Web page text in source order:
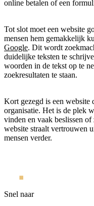
online betalen of een
Tot slot moet een website
mensen hem gemakkelijk
Google. Dit wordt
duidelijke teksten te
woorden in de tekst op te
zoekresultaten te staan.
Kort gezegd is een website
organisatie. Het is de plek
vinden en vaak beslissen
website straalt vertrouwen
mensen verder.
Snel naar